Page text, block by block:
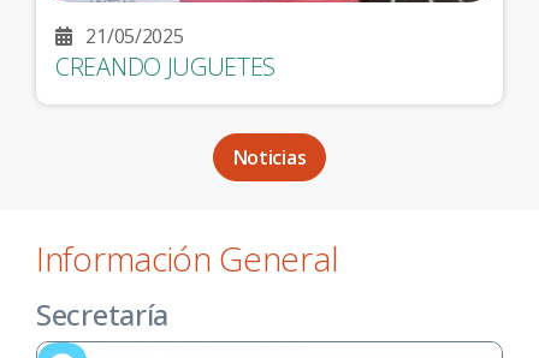
21/05/2025
CREANDO JUGUETES
Noticias
Información General
Secretaría